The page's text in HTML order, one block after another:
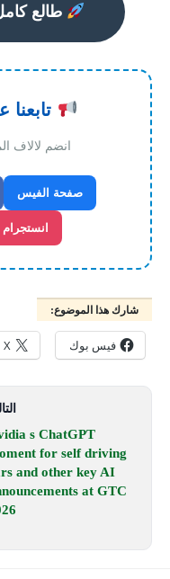
طالع
انضم لالاف
صفحة الفيس
انستجرام
شارك هذا الموضوع:
فيس بوك X
s ChatGPT
for self driving
and other key AI
at GTC